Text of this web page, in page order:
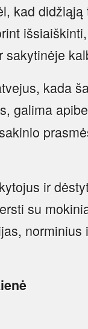
kad
kada
galima
ir
su